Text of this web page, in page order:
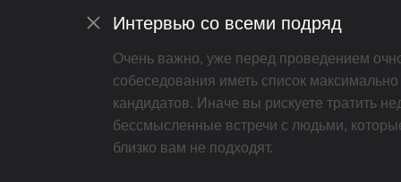
Интервью со всеми подряд
Очень важно, уже перед проведением
собеседования иметь список
кандидатов. Иначе вы рискуете тратить
бессмысленные встречи с людьми,
близко вам не подходят.